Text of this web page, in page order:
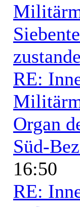
RE:
Organ
Süd-
16:50
RE: